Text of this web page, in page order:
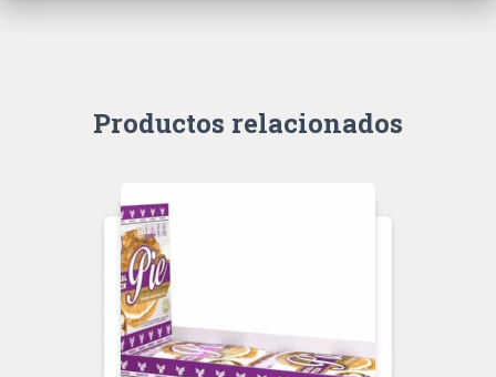
Productos relacionados